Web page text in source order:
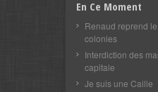
En Ce Moment
Renaud reprend
colonies
Interdiction des
capitale
Je suis une Caille